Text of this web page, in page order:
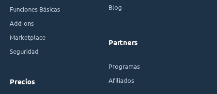
Funciones Básicas
Add-ons
Marketplace
Seguridad
Precios
Blog
Partners
Programas
Afiliados